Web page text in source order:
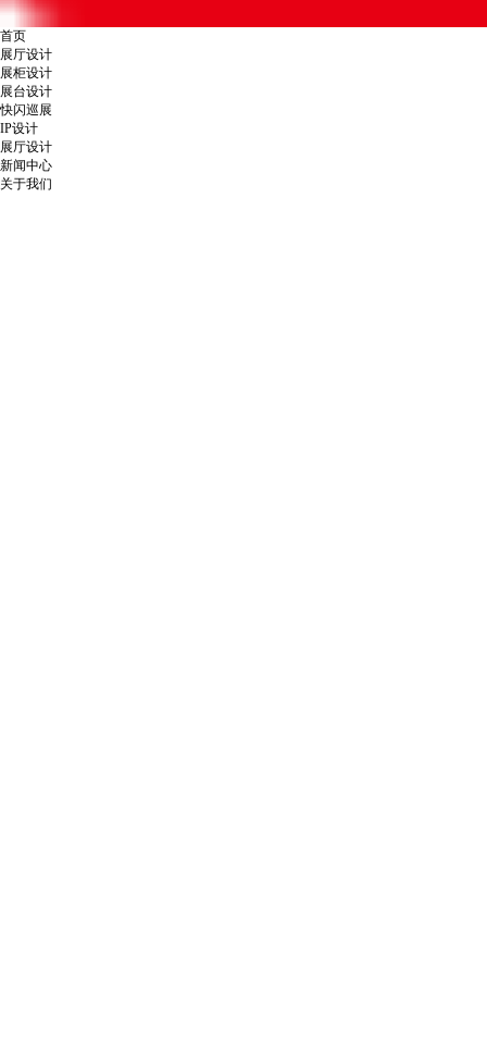
首页
展厅设计
展柜设计
展台设计
快闪巡展
IP设计
展厅设计
新闻中心
关于我们